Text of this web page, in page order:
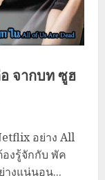
จากบท ซูฮ
อย่าง All
องรู้จักกับ พัค
งแน่นอน...